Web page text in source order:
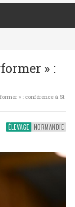
» :
» : conférence à St
ÉLEVAGE NORMANDIE